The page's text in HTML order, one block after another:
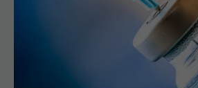
Știrile zilei în Sănătate și Farma: